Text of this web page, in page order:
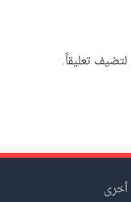
لتضيف تعليقاً.
أخرى